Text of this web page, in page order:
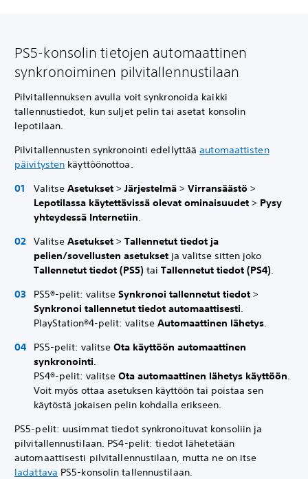
PS5-konsolin tietojen automaattinen
synkronoiminen pilvitallennustilaan
Pilvitallennuksen avulla voit synkronoida kaikki
tallennustiedot, kun suljet pelin tai asetat konsolin
lepotilaan.
Pilvitallennusten synkronointi edellyttääautomaattisten
päivitysten käyttöönottoa.
Valitse Asetukset > Järjestelmä > Virransäästö >
Lepotilassa käytettävissä olevat ominaisuudet > Pysy
yhteydessä Internetiin.
Valitse Asetukset > Tallennetut tiedot ja
pelien/sovellusten asetukset ja valitse sitten joko
Tallennetut tiedot (PS5) tai Tallennetut tiedot (PS4).
PS5®-pelit: valitse Synkronoi tallennetut tiedot >
Synkronoi tallennetut tiedot automaattisesti.
PlayStation®4-pelit: valitse Automaattinen lähetys.
PS5-pelit: valitse Ota käyttöön automaattinen
synkronointi.
PS4®-pelit: valitse Ota automaattinen lähetys käyttöön.
Voit myös ottaa asetuksen käyttöön tai poistaa sen
käytöstä jokaisen pelin kohdalla erikseen.
PS5-pelit: uusimmat tiedot synkronoituvat konsoliin ja
pilvitallennustilaan. PS4-pelit: tiedot lähetetään
automaattisesti pilvitallennustilaan, mutta ne on itse
ladattava PS5-konsolin tallennustilaan.